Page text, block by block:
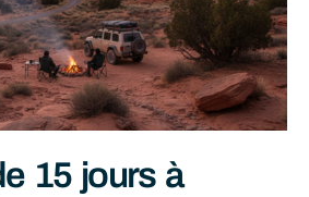
15 jours à